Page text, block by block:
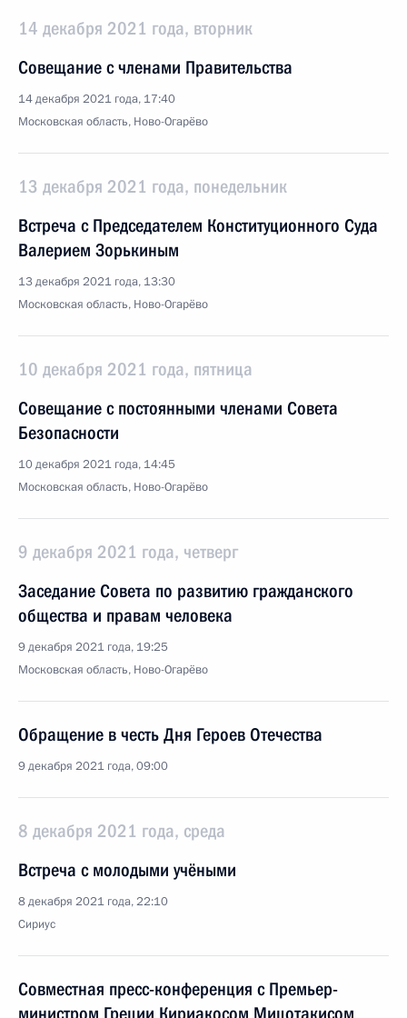
14 декабря 2021 года, вторник
Совещание с членами Правительства
14 декабря 2021 года, 17:40
Московская область, Ново-Огарёво
13 декабря 2021 года, понедельник
Встреча с Председателем Конституционного Суда
Валерием Зорькиным
13 декабря 2021 года, 13:30
Московская область, Ново-Огарёво
10 декабря 2021 года, пятница
Совещание с постоянными членами Совета
Безопасности
10 декабря 2021 года, 14:45
Московская область, Ново-Огарёво
9 декабря 2021 года, четверг
Заседание Совета по развитию гражданского
общества и правам человека
9 декабря 2021 года, 19:25
Московская область, Ново-Огарёво
Обращение в честь Дня Героев Отечества
9 декабря 2021 года, 09:00
8 декабря 2021 года, среда
Встреча с молодыми учёными
8 декабря 2021 года, 22:10
Сириус
Совместная пресс-конференция с Премьер-
министром Греции Кириакосом Мицотакисом